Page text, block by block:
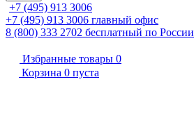
+7 (495) 913 3006
+7 (495) 913 3006 главный офис
8 (800) 333 2702 бесплатный по России
Избранные товары 0
Корзина 0 пуста